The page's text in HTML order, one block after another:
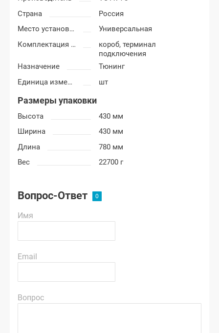
Страна
Россия
Место установки короба
Универсальная
Комплектация короба
короб, терминал
подключения
Назначение
Тюнинг
Единица измерения
шт
Размеры упаковки
Высота
430 мм
Ширина
430 мм
Длина
780 мм
Вес
22700 г
Вопрос-Ответ
Имя
Email
Вопрос